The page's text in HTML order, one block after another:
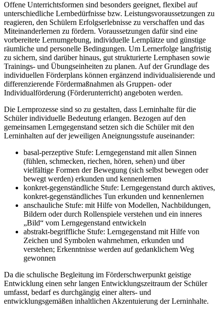
Offene Unterrichtsformen sind besonders geeignet, flexibel auf
unterschiedliche Lernbedürfnisse bzw. Leistungsvoraussetzungen zu
reagieren, den Schülern Erfolgserlebnisse zu verschaffen und das
Miteinanderlernen zu fördern. Voraussetzungen dafür sind eine
vorbereitete Lernumgebung, individuelle Lernplätze und günstige
räumliche und personelle Bedingungen. Um Lernerfolge langfristig
zu sichern, sind darüber hinaus, gut strukturierte Lernphasen sowie
Trainings- und Übungseinheiten zu planen. Auf der Grundlage des
individuellen Förderplans können ergänzend individualisierende und
differenzierende Fördermaßnahmen als Gruppen- oder
Individualförderung (Förderunterricht) angeboten werden.
Die Lernprozesse sind so zu gestalten, dass Lerninhalte für die
Schüler individuelle Bedeutung erlangen. Bezogen auf den
gemeinsamen Lerngegenstand setzen sich die Schüler mit den
Lerninhalten auf der jeweiligen Aneignungsstufe auseinander:
basal-perzeptive Stufe: Lerngegenstand mit allen Sinnen
(fühlen, schmecken, riechen, hören, sehen) und über
vielfältige Formen der Bewegung (sich selbst bewegen oder
bewegt werden) erkunden und kennenlernen
konkret-gegenständliche Stufe: Lerngegenstand durch aktives,
konkret-gegenständliches Tun erkunden und kennenlernen
anschauliche Stufe: mit Hilfe von Modellen, Nachbildungen,
Bildern oder durch Rollenspiele verstehen und ein inneres
„Bild“ vom Lerngegenstand entwickeln
abstrakt-begriffliche Stufe: Lerngegenstand mit Hilfe von
Zeichen und Symbolen wahrnehmen, erkunden und
verstehen; Erkenntnisse werden auf gedanklichem Weg
gewonnen
Da die schulische Begleitung im Förderschwerpunkt geistige
Entwicklung einen sehr langen Entwicklungszeitraum der Schüler
umfasst, bedarf es durchgängig einer alters- und
entwicklungsgemäßen inhaltlichen Akzentuierung der Lerninhalte.